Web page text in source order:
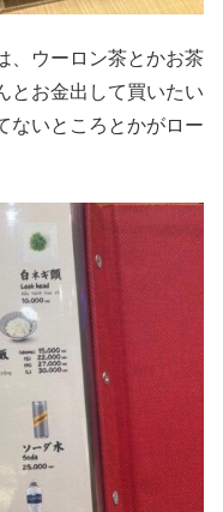
、ウーロン茶とかお茶
とお金出して買いたい
ないところとかがロー